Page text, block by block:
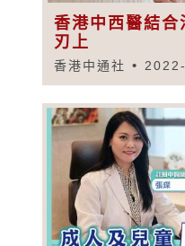
香港中西醫結合
刃上
香港中通社